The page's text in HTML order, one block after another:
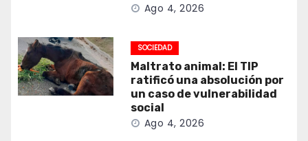
Ago 4, 2026
SOCIEDAD
Maltrato animal: El TIP
ratificó una absolución por
un caso de vulnerabilidad
social
Ago 4, 2026